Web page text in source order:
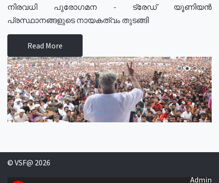
നിരവധി പുരോഗമന - ട്രേഡ് യൂണിയൻ
പ്രസ്ഥാനങ്ങളുടെ നായകത്വം തുടങ്ങി
Read More
© VSF@ 2026
Admin